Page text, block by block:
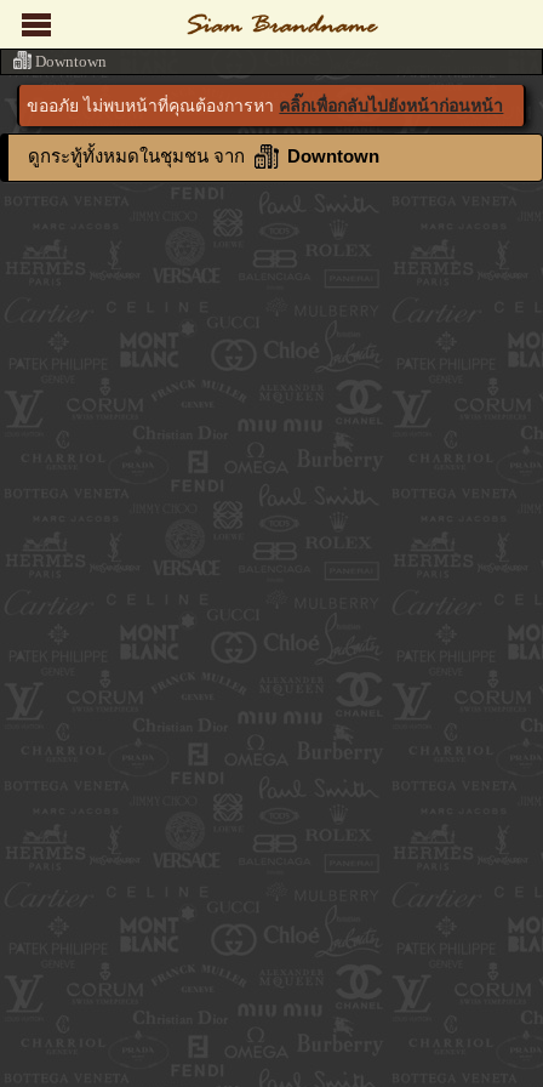
ขออภัย ไม่พบหน้าที่คุณต้องการหา คลิ๊กเพื่อกลับไปยังหน้าก่อนหน้า
ดูกระทู้ทั้งหมดในชุมชน จาก Downtown
Downtown